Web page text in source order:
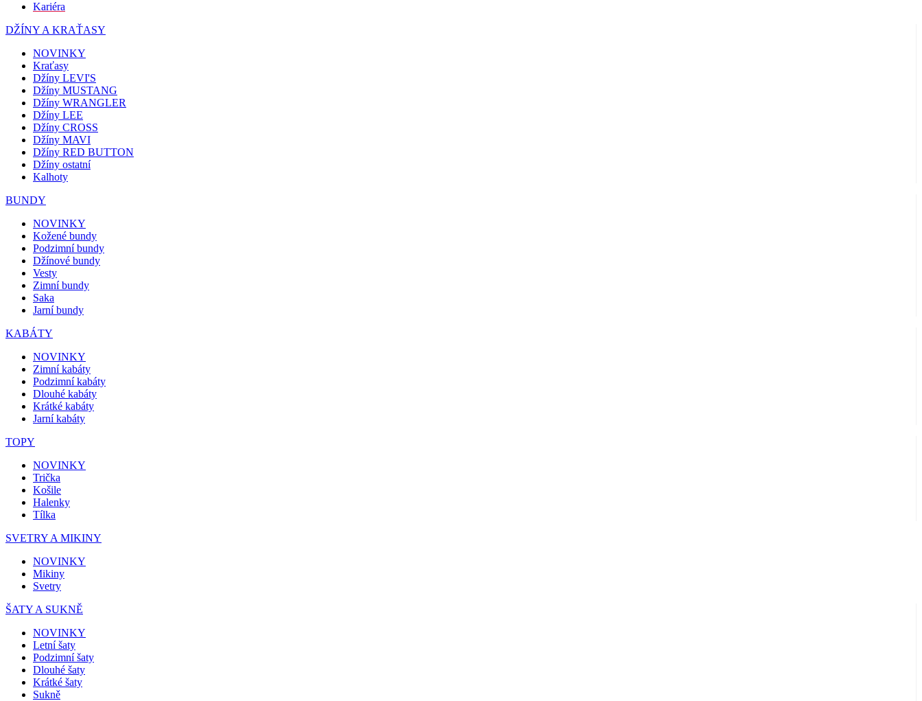
Kariéra
DŽÍNY A KRAŤASY
NOVINKY
Kraťasy
Džíny LEVI'S
Džíny MUSTANG
Džíny WRANGLER
Džíny LEE
Džíny CROSS
Džíny MAVI
Džíny RED BUTTON
Džíny ostatní
Kalhoty
BUNDY
NOVINKY
Kožené bundy
Podzimní bundy
Džínové bundy
Vesty
Zimní bundy
Saka
Jarní bundy
KABÁTY
NOVINKY
Zimní kabáty
Podzimní kabáty
Dlouhé kabáty
Krátké kabáty
Jarní kabáty
TOPY
NOVINKY
Trička
Košile
Halenky
Tílka
SVETRY A MIKINY
NOVINKY
Mikiny
Svetry
ŠATY A SUKNĚ
NOVINKY
Letní šaty
Podzimní šaty
Dlouhé šaty
Krátké šaty
Sukně